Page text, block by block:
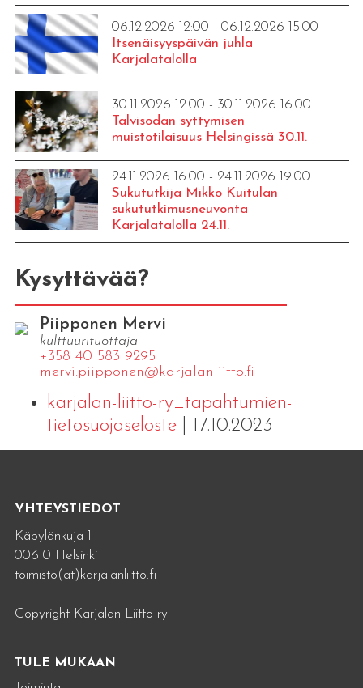
06.12.2026 12:00 - 06.12.2026 15:00
Itsenäisyyspäivän juhla
Karjalatalolla
30.11.2026 12:00 - 30.11.2026 16:00
Talvisodan syttymisen
muistotilaisuus Helsingissä 30.11.
24.11.2026 16:00 - 24.11.2026 19:00
Sukututkija Mikko Kuitulan
sukututkimusneuvonta
Karjalatalolla 24.11.
Kysyttävää?
Piipponen Mervi
kulttuurituottaja
+358 40 583 9295
mervi.​piipponen@​kar​jala​nlii​tto.​fi
karjalan-liitto-ry_tapahtumien-
tietosuojaseloste| 17.10.2023
YHTEYSTIEDOT
Käpylänkuja 1
00610 Helsinki
toimisto(at)karjalanliitto.fi
Copyright Karjalan Liitto ry
TULE MUKAAN